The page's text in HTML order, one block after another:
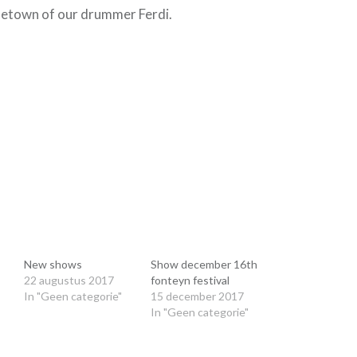
of our drummer Ferdi.
New shows
22 augustus 2017
In "Geen categorie"
Show december 16th
fonteyn festival
15 december 2017
In "Geen categorie"